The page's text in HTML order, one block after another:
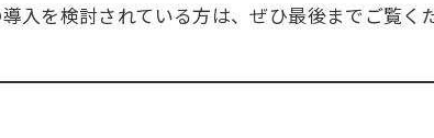
入を検討されている方は、ぜひ最後までご覧く